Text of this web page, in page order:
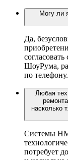
Могу ли
Да,
ШоуРума,
по телефону.
Любая
насколько
Системы
потребует